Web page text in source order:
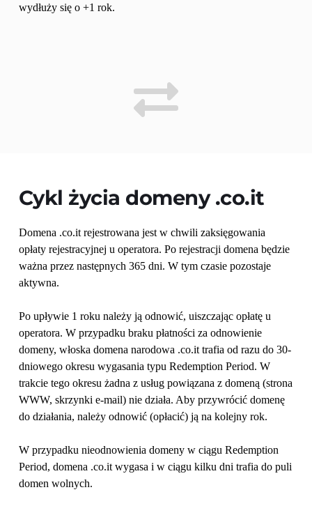
wydłuży się o +1 rok.
Cykl życia domeny .co.it
Domena .co.it rejestrowana jest w chwili zaksięgowania
opłaty rejestracyjnej u operatora. Po rejestracji domena będzie
ważna przez następnych 365 dni. W tym czasie pozostaje
aktywna.
Po upływie 1 roku należy ją odnowić, uiszczając opłatę u
operatora. W przypadku braku płatności za odnowienie
domeny, włoska domena narodowa .co.it trafia od razu do 30-
dniowego okresu wygasania typu Redemption Period. W
trakcie tego okresu żadna z usług powiązana z domeną (strona
WWW, skrzynki e-mail) nie działa. Aby przywrócić domenę
do działania, należy odnowić (opłacić) ją na kolejny rok.
W przypadku nieodnowienia domeny w ciągu Redemption
Period, domena .co.it wygasa i w ciągu kilku dni trafia do puli
domen wolnych.